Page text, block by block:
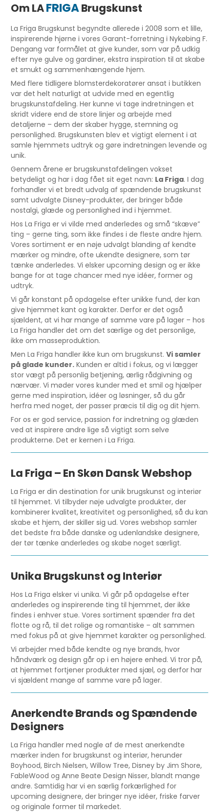
Om LAFRIGABrugskunst
La Friga Brugskunst begyndte allerede i 2008 som et lille,
inspirerende hjørne i vores Garant-forretning i Nykøbing F.
Dengang var formålet at give kunder, som var på udkig
efter nye gulve og gardiner, ekstra inspiration til at skabe
et smukt og sammenhængende hjem.
Med flere tidligere blomsterdekoratører ansat i butikken
var det helt naturligt at udvide med en egentlig
brugskunstafdeling. Her kunne vi tage indretningen et
skridt videre end de store linjer og arbejde med
detaljerne – dem der skaber hygge, stemning og
personlighed. Brugskunsten blev et vigtigt element i at
samle hjemmets udtryk og gøre indretningen levende og
unik.
Gennem årene er brugskunstafdelingen vokset
betydeligt og har i dag fået sit eget navn: La Friga. I dag
forhandler vi et bredt udvalg af spændende brugskunst
samt udvalgte Disney-produkter, der bringer både
nostalgi, glæde og personlighed ind i hjemmet.
Hos La Friga er vi vilde med anderledes og små “skæve”
ting – gerne ting, som ikke findes i de fleste andre hjem.
Vores sortiment er en nøje udvalgt blanding af kendte
mærker og mindre, ofte ukendte designere, som tør
tænke anderledes. Vi elsker upcoming design og er ikke
bange for at tage chancer med nye idéer, former og
udtryk.
Vi går konstant på opdagelse efter unikke fund, der kan
give hjemmet kant og karakter. Derfor er det også
sjældent, at vi har mange af samme vare på lager – hos
La Friga handler det om det særlige og det personlige,
ikke om masseproduktion.
Men La Friga handler ikke kun om brugskunst.Vi samler
på glade kunder. Kunden er altid i fokus, og vi lægger
stor vægt på personlig betjening, ærlig rådgivning og
nærvær. Vi møder vores kunder med et smil og hjælper
gerne med inspiration, idéer og løsninger, så du går
herfra med noget, der passer præcis til dig og dit hjem.
For os er god service, passion for indretning og glæden
ved at inspirere andre lige så vigtigt som selve
produkterne. Det er kernen i La Friga.
La Friga – En Skøn Dansk Webshop
La Friga er din destination for unik brugskunst og interiør
til hjemmet. Vi tilbyder nøje udvalgte produkter, der
kombinerer kvalitet, kreativitet og personlighed, så du kan
skabe et hjem, der skiller sig ud. Vores webshop samler
det bedste fra både danske og udenlandske designere,
der tør tænke anderledes og skabe noget særligt.
Unika Brugskunst og Interiør
Hos La Friga elsker vi unika. Vi går på opdagelse efter
anderledes og inspirerende ting til hjemmet, der ikke
findes i enhver stue. Vores sortiment spænder fra det
flotte og rå, til det rolige og romantiske – alt sammen
med fokus på at give hjemmet karakter og personlighed.
Vi arbejder med både kendte og nye brands, hvor
håndværk og design går op i en højere enhed. Vi tror på,
at hjemmet fortjener produkter med sjæl, og derfor har
vi sjældent mange af samme vare på lager.
Anerkendte Brands og Spændende
Designers
La Friga handler med nogle af de mest anerkendte
mærker inden for brugskunst og interiør, herunder
Boyhood, Birch Nielsen, Willow Tree, Disney by Jim Shore,
FableWood og Anne Beate Design Nisser, blandt mange
andre. Samtidig har vi en særlig forkærlighed for
upcoming designere, der bringer nye idéer, friske farver
og originale former til markedet.